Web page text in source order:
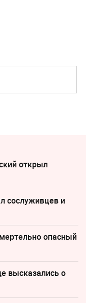
открыл
сослуживцев и
опасный
высказались о